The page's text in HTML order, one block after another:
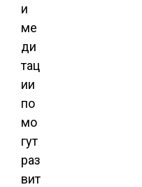
и
ме
ди
тац
ии
по
мо
гут
раз
вит